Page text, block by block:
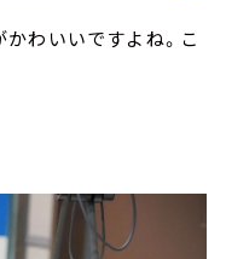
わいいですよね。こ